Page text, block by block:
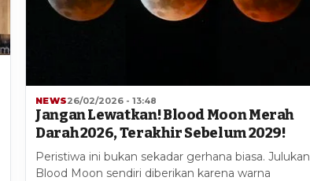
NEWS26/02/2026 - 13:48
Jangan Lewatkan! Blood Moon Merah
Darah 2026, Terakhir Sebelum 2029!
Peristiwa ini bukan sekadar gerhana biasa. Julukan
Blood Moon sendiri diberikan karena warna